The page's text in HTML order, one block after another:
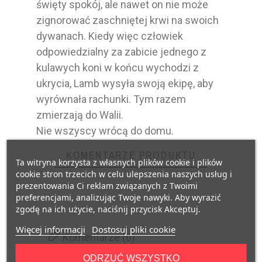
święty spokój, ale nawet on nie może
zignorować zaschniętej krwi na swoich
dywanach. Kiedy więc człowiek
odpowiedzialny za zabicie jednego z
kulawych koni w końcu wychodzi z
ukrycia, Lamb wysyła swoją ekipę, aby
wyrównała rachunki. Tym razem
zmierzają do Walii.
Nie wszyscy wrócą do domu.
KOMENTARZE PRODUKTU
Komentarze (0)
Ta witryna korzysta z własnych plików cookie i plików
cookie stron trzecich w celu ulepszenia naszych usług i
prezentowania Ci reklam związanych z Twoimi
preferencjami, analizując Twoje nawyki. Aby wyrazić
zgodę na ich użycie, naciśnij przycisk Akceptuj.
Więcej informacji Dostosuj pliki cookie
ODRZUĆ WSZYSTKO